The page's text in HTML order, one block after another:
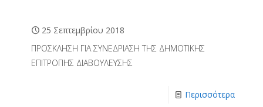
25 Σεπτεμβρίου 2018
ΠΡΟΣΚΛΗΣΗ ΓΙΑ ΣΥΝΕΔΡΙΑΣΗ ΤΗΣ ΔΗΜΟΤΙΚΗΣ
ΕΠΙΤΡΟΠΗΣ ΔΙΑΒΟΥΛΕΥΣΗΣ
Περισσότερα